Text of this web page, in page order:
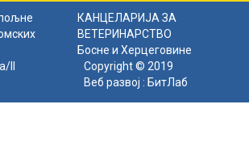
КАНЦЕЛАРИЈА ЗА
ВЕТЕРИНАРСТВО
Босне и Херцеговине
II
Copyright © 2019
Веб развој : БитЛаб